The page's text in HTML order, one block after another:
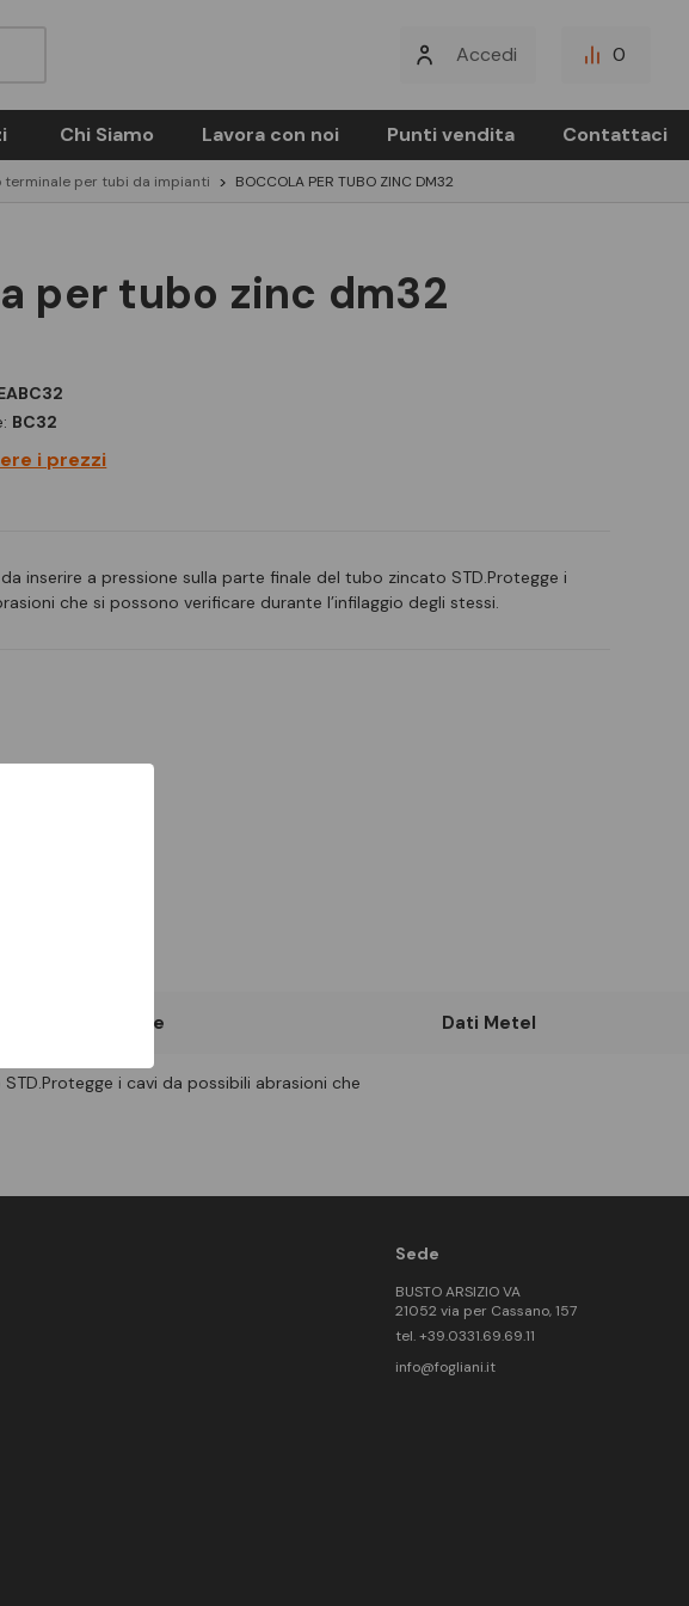
Accedi 0
Chi Siamo Lavora con noi Punti vendita Contattaci
terminale per tubi da impianti BOCCOLA PER TUBO ZINC DM32
per tubo zinc dm32
BC32
i prezzi
inserire a pressione sulla parte finale del tubo zincato STD.Protegge i
che si possono verificare durante l’infilaggio degli stessi.
Documentazione Dati Metel
i cavi da possibili abrasioni che
Sede
BUSTO ARSIZIO VA
21052 via per Cassano, 157
tel. +39.0331.69.69.11
info@fogliani.it